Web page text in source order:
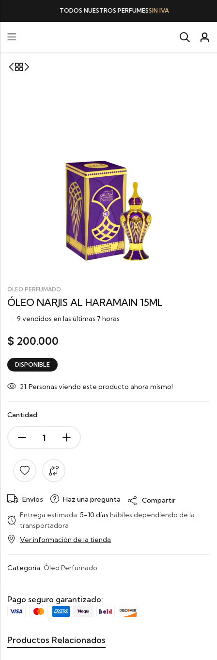
TODOS NUESTROS PERFUMESSIN IVA
ÓLEO PERFUMADO
ÓLEO NARJIS AL HARAMAIN 15ML
9 vendidos en las últimas 7 horas
$ 200.000
DISPONIBLE
21 Personas viendo este producto ahora mismo!
Cantidad:
Envíos Haz una pregunta
Compartir
Entrega estimada: 5-10 días hábiles dependiendo de la
transportadora
Ver información de la tienda
Categoría: Óleo Perfumado
Pago seguro garantizado:
Productos Relacionados